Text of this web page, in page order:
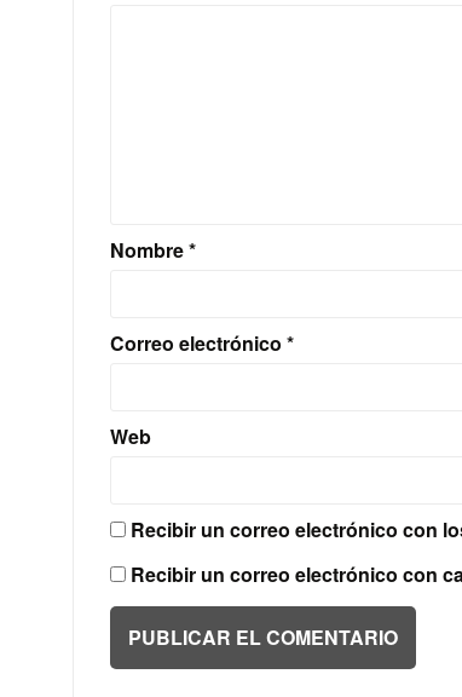
Nombre*
Correo electrónico *
Web
Recibir un correo electrónico con
Recibir un correo electrónico con